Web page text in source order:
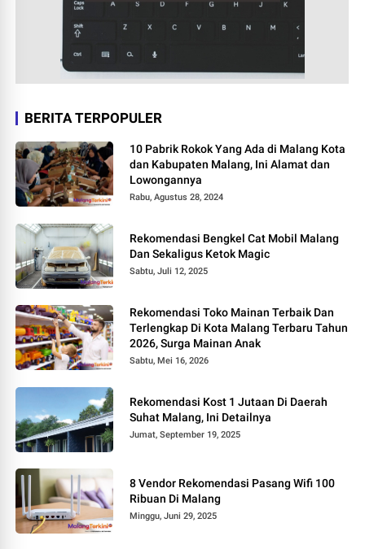
BERITA TERPOPULER
10 Pabrik Rokok Yang Ada di Malang Kota
dan Kabupaten Malang, Ini Alamat dan
Lowongannya
Rabu, Agustus 28, 2024
Rekomendasi Bengkel Cat Mobil Malang
Dan Sekaligus Ketok Magic
Sabtu, Juli 12, 2025
Rekomendasi Toko Mainan Terbaik Dan
Terlengkap Di Kota Malang Terbaru Tahun
2026, Surga Mainan Anak
Sabtu, Mei 16, 2026
Rekomendasi Kost 1 Jutaan Di Daerah
Suhat Malang, Ini Detailnya
Jumat, September 19, 2025
8 Vendor Rekomendasi Pasang Wifi 100
Ribuan Di Malang
Minggu, Juni 29, 2025